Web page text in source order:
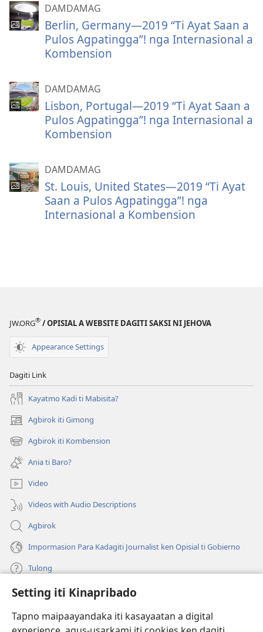
Setting iti Kinapribado
Tapno maipaayandaka iti kasayaatan a digital
DAMDAMAG
Berlin, Germany—2019 “Ti Ayat Saan a
Pulos Agpatingga”! nga Internasional a
Kombension
DAMDAMAG
Lisbon, Portugal—2019 “Ti Ayat Saan a
Pulos Agpatingga”! nga Internasional a
Kombension
DAMDAMAG
St. Louis, United States—2019 “Ti Ayat
Saan a Pulos Agpatingga”! nga
Internasional a Kombension
JW.ORG® / OPISIAL A WEBSITE DAGITI SAKSI NI JEHOVA
Appearance Settings
Dagiti Link
Kayatmo Kadi ti Mabisita?
Agbirok iti Gimong
(manglukat
iti
baro
window)
Agbirok iti Kombension
(manglukat
iti
baro
a
window)
Ania ti Baro?
Video
Videos with Audio Descriptions
Agbirok
Impormasion Para Kadagiti Journalist ken Opisial ti Gobierno
Tulong
Donasion
(manglukat
iti
baro